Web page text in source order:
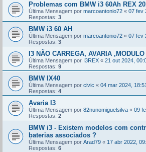
Problemas com BMW i3 60Ah REX
Última Mensagem por marcoantonio72 « 07 fev
Respostas: 3
BMW i3 60 AH
Última Mensagem por marcoantonio72 « 07 fev
Respostas: 3
I3 NÃO CARREGA, AVARIA
Última Mensagem por I3REX « 21 out 2024,
Respostas: 9
BMW IX40
Última Mensagem por civic « 04 mar 2024, 18:51
Respostas: 4
Avaria I3
Última Mensagem por 82nunomiguelsilva « 09
Respostas: 2
BMW i3 - Existem modelos com
baterias associados ?
Última Mensagem por Arad79 « 17 abr 2022,
Respostas: 6